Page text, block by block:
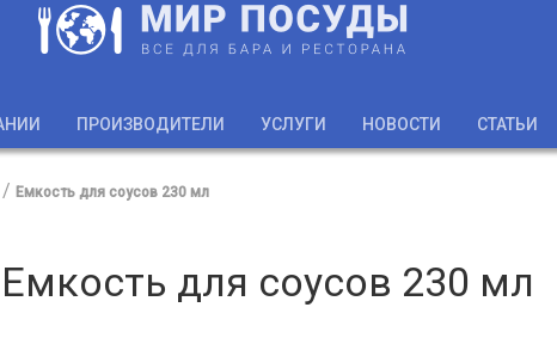
ПРОИЗВОДИТЕЛИ УСЛУГИ НОВОСТИ СТАТЬИ
Емкость для соусов 230 мл
Емкость для соусов 230 мл